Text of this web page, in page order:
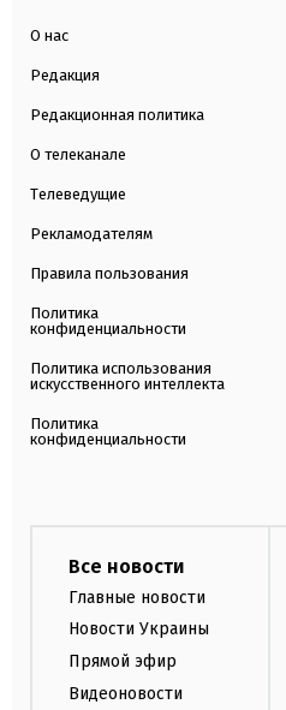
О нас
Редакция
Редакционная политика
О телеканале
Телеведущие
Рекламодателям
Правила пользования
Политика
конфиденциальности
Политика использования
искусственного интеллекта
Политика
конфиденциальности
Все новости
Главные новости
Новости Украины
Прямой эфир
Видеоновости